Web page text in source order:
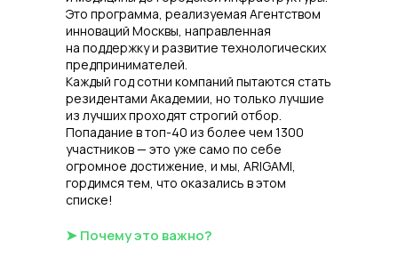
➤ Почему это важно?
Это программа, реализуемая Агентством
инноваций Москвы, направленная
на поддержку и развитие технологических
предпринимателей.
Каждый год сотни компаний пытаются стать
резидентами Академии, но только лучшие
из лучших проходят строгий отбор.
Попадание в топ-40 из более чем 1300
участников — это уже само по себе
огромное достижение, и мы, ARIGAMI,
гордимся тем, что оказались в этом
списке!